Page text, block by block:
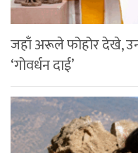
जहाँ अरूले फोहोर देखे,
‘गोवर्धन दाई’